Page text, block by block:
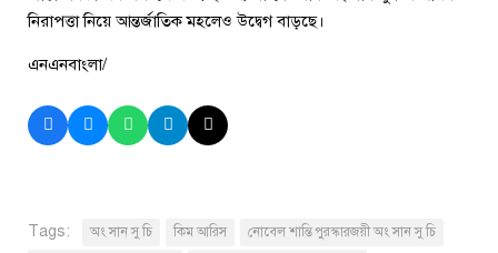
নিরাপত্তা নিয়ে আন্তর্জাতিক মহলেও উদ্বেগ বাড়ছে।
এনএনবাংলা/
Tags: অং সান সু চি কিম আরিস
নোবেল শান্তি পুরস্কারজয়ী অং সান সু চি